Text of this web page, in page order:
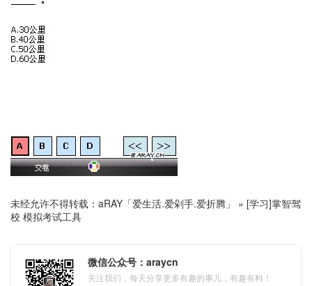
未经允许不得转载： aRAY「爱生活.爱剁手.爱折腾」 » [学习]掌智驾
校 模拟考试工具
微信公众号：araycn
关注我们，每天分享更多有趣的事儿，有趣有料！